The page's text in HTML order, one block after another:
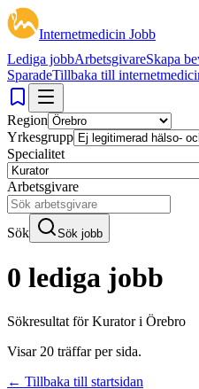
Internetmedicin Jobb
Lediga jobbArbetsgivareSkapa
SparadeTillbaka till
Region
Yrkesgrupp
Specialitet
Arbetsgivare
Sök Sök jobb
0 lediga jobb
Sökresultat förKurator i Örebro
Visar 20 träffar per sida.
← Tillbaka till startsidan